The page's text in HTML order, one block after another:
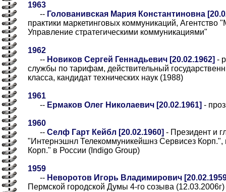
1963
-- Голованивская Мария Константиновна
практики маркетинговых коммуникаций,
Управление стратегическими коммуникациями"
1962
-- Новиков Сергей Геннадьевич [20.02.1962] -
службы по тарифам, действительный
класса, кандидат технических наук (1988)
1961
-- Ермаков Олег Николаевич [20.02.1961] -
1960
-- Селф Гарт Кейбл [20.02.1960] - Президент и
"Интернэшнл Телекоммуникейшнз Сервисез Корп.",
Корп." в России (Indigo Group)
1959
-- Неворотов Игорь Владимирович
Пермской городской Думы 4-го созыва (12.03.2006г)